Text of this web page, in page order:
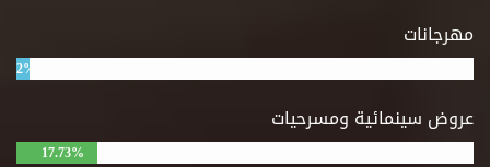
مهرجانات
2%
عروض سينمائية ومسرحيات
17.73%